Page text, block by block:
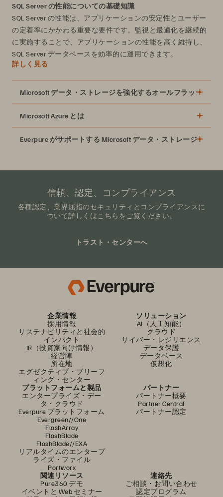
SQL Server の性能についての基礎知識
SQL Server の性能は、アプリケーションの安定性とユーザー
の定着率にかかわる重要な要件です。監視と最適化を継続的
に実施することで、アプリケーションの性能を高く維持し、
SQL Server データベースを効率的に運用できます。
詳しく見る
Microsoft データ・ストレージを強化するオールフラッシュ・
データ転送の高速化
データ・スループットの向上
Microsoft Azure とは
Everpure がサポートする Microsoft データ・ストレージとの連
Server、Exchange の連携
Everpure PowerShell SDK と Toolkit による Windows
PowerShell のサポート
信頼、認定、コンプライアンス
各種認定、業界屈指のセキュリティとコンプライアンスに
ついて詳しくはこちらをご覧ください。
トラスト・センターへ
企業情報
採用情報
サステナビリティと社会的
インパクト
IR（投資家向け情報）
経営陣
所在地
エグゼクティブ・ブリーフ
ィング・センター
ソリューション
AI（人工知能）
クラウド
サイバー・レジリエンス
データ保護
データベース
仮想化
プラットフォームと製品
エンタープライズ・デー
タ・クラウド
Everpure プラットフォーム
Evergreen//One
FlashArray
FlashBlade
FlashBlade//EXA
リアルタイムのエンタープ
ライズ・ファイル
Portworx
パートナー
パートナー概要
Partner Central
パートナー認定
関連リソース
Pure360 デモ
イベントと Web セミナー
連絡先
ご相談・お問い合わせ
認定プログラム